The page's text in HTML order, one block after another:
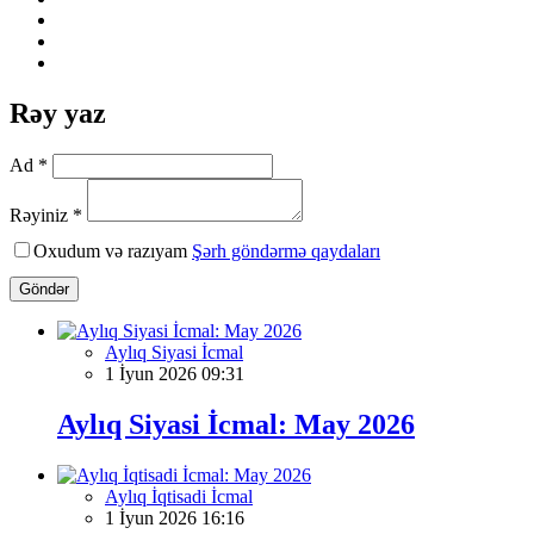
Rəy yaz
Ad *
Rəyiniz *
Oxudum və razıyam Şərh göndərmə qaydaları
Göndər
Aylıq Siyasi İcmal
1 İyun 2026 09:31
Aylıq Siyasi İcmal: May 2026
Aylıq İqtisadi İcmal
1 İyun 2026 16:16